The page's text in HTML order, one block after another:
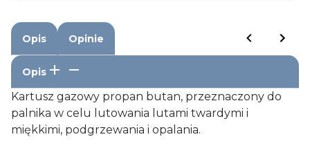
Opis Opinie
Opis
Kartusz gazowy propan butan, przeznaczony do
palnika w celu lutowania lutami twardymi i
miękkimi, podgrzewania i opalania.